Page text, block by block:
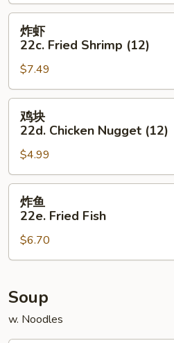
Balls
(8)
22c.
Fried
Shrimp
(12)
炸虾
22c. Fried Shrimp (12)
$7.49
22d.
Chicken
Nugget
(12)
鸡块
22d. Chicken Nugget (12)
$4.99
22e.
Fried
Fish
炸鱼
22e. Fried Fish
$6.70
Soup
w. Noodles